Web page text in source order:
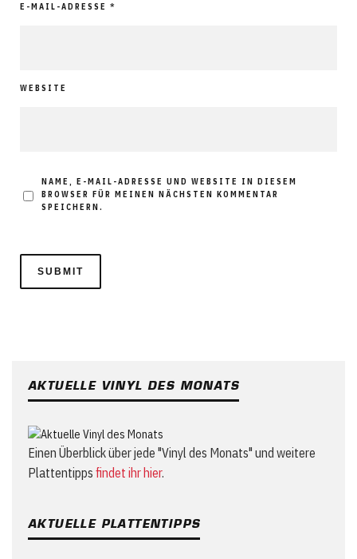
E-MAIL-ADRESSE *
WEBSITE
NAME, E-MAIL-ADRESSE UND WEBSITE IN DIESEM
BROWSER FÜR MEINEN NÄCHSTEN KOMMENTAR
SPEICHERN.
AKTUELLE VINYL DES MONATS
Einen Überblick über jede "Vinyl des Monats" und weitere
Plattentipps findet ihr hier.
AKTUELLE PLATTENTIPPS